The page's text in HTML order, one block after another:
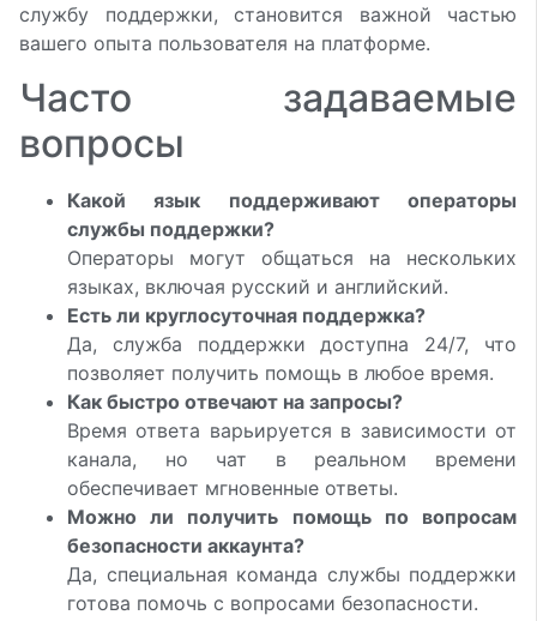
службу поддержки, становится важной частью
вашего опыта пользователя на платформе.
Часто задаваемые
вопросы
Какой язык поддерживают операторы
службы поддержки?
Операторы могут общаться на нескольких
языках, включая русский и английский.
Есть ли круглосуточная поддержка?
Да, служба поддержки доступна 24/7, что
позволяет получить помощь в любое время.
Как быстро отвечают на запросы?
Время ответа варьируется в зависимости от
канала, но чат в реальном времени
обеспечивает мгновенные ответы.
Можно ли получить помощь по вопросам
безопасности аккаунта?
Да, специальная команда службы поддержки
готова помочь с вопросами безопасности.